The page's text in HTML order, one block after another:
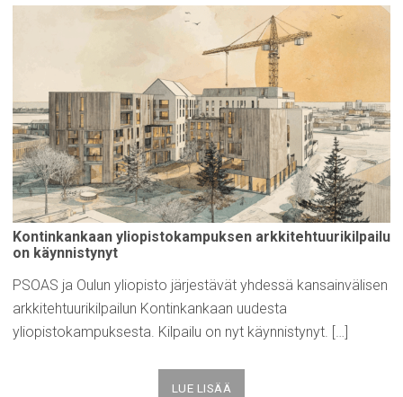
Kontinkankaan yliopistokampuksen arkkitehtuurikilpailu
on käynnistynyt
PSOAS ja Oulun yliopisto järjestävät yhdessä kansainvälisen
arkkitehtuurikilpailun Kontinkankaan uudesta
yliopistokampuksesta. Kilpailu on nyt käynnistynyt. […]
LUE LISÄÄ